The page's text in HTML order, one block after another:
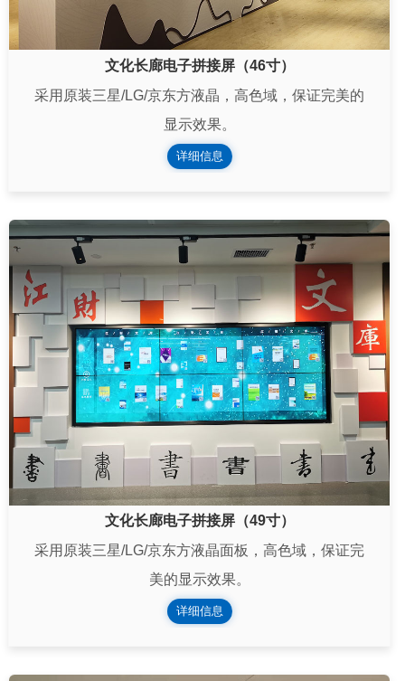
文化长廊电子拼接屏（46寸）
采用原装三星/LG/京东方液晶，高色域，保证完美的
显示效果。
详细信息
文化长廊电子拼接屏（49寸）
采用原装三星/LG/京东方液晶面板，高色域，保证完
美的显示效果。
详细信息